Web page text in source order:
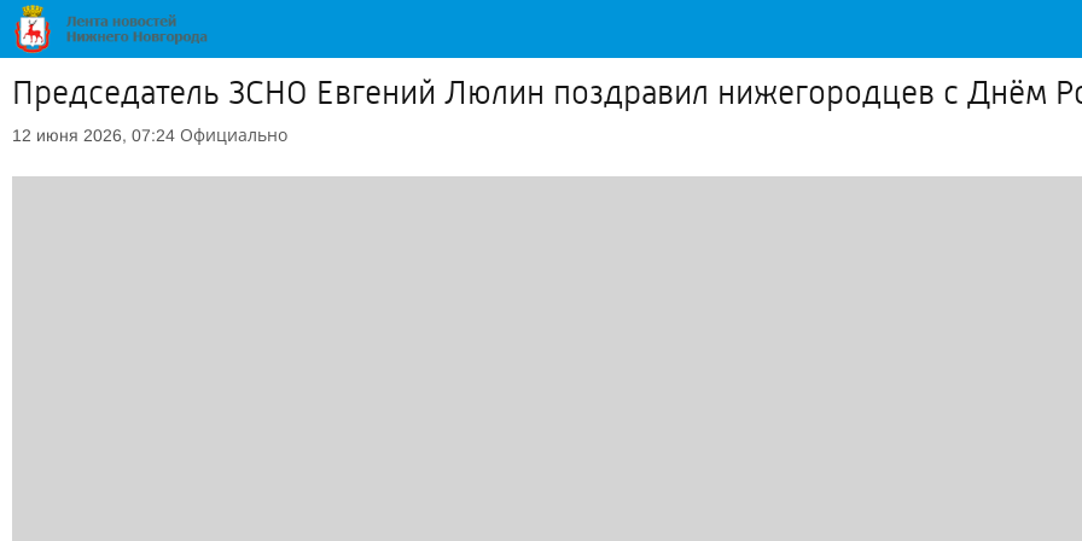
Председатель ЗСНО Евгений Люлин поздравил нижегородцев с Днём
12 июня 2026, 07:24 Официально